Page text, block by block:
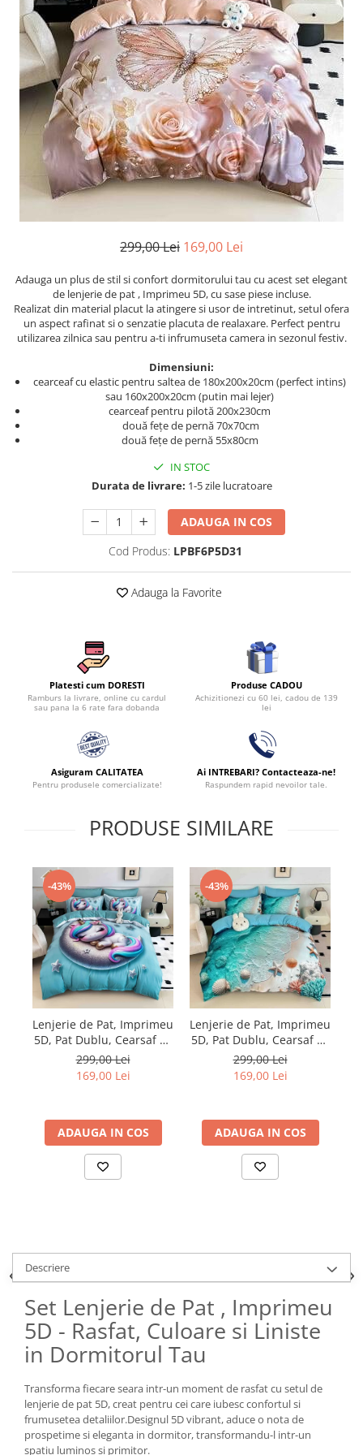
Cearceaf cu elastic
Cearceaf normal
Lenjerii De Pat Creponate
Lenjerii De Pat Bumbac Poplin 2
Persoane
Lenjerii De Pat Bumbac Poplin,
Matlasate, 2 Persoane
Lenjerii De Pat Bumbac Satinat 2
Persoane
Lenjerii De Pat Volanase
Lenjerii De Pat, Finet Premium 3D,
Lenjerii De Pat Catifea
Lenjerii De Pat Cocolino
Set Lenjerie De Pat Blana
Set Lenjerie Pat Blanita Iepure, 6
Piese, Cu Pilota Inclusa
Lenjerii De Pat Premium Collection
Set Lenjerie De Pat, 7 Piese, Cu
Set Lenjerie De Pat Jacquard Regal,
11 Piese, Cuvertura Inclusa
Lenjerii Damasc Egiptean King Size
Lenjerii De Pat, Finet Premium, 1
Persoana
Lenjerii De Pat Damasc 1 Persoana
299,00 Lei 169,00 Lei
Adauga un plus de stil si confort dormitorului tau cu acest set elegant
de lenjerie de pat , Imprimeu 5D, cu sase piese incluse.
Realizat din material placut la atingere si usor de intretinut, setul ofera
un aspect rafinat si o senzatie placuta de realaxare. Perfect pentru
utilizarea zilnica sau pentru a-ti infrumuseta camera in sezonul festiv.
Dimensiuni:
cearceaf cu elastic pentru saltea de 180x200x20cm (perfect intins)
sau 160x200x20cm (putin mai lejer)
cearceaf pentru pilotă 200x230cm
două fețe de pernă 70x70cm
două fețe de pernă 55x80cm
IN STOC
Durata de livrare: 1-5 zile lucratoare
ADAUGA IN COS
Cod Produs: LPBF6P5D31
Adauga la Favorite
Platesti cum DORESTI
Ramburs la livrare, online cu cardul
sau pana la 6 rate fara dobanda
Produse CADOU
Achizitionezi cu 60 lei, cadou de 139
lei
Asiguram CALITATEA
Pentru produsele comercializate!
Ai INTREBARI? Contacteaza-ne!
Raspundem rapid nevoilor tale.
PRODUSE SIMILARE
-43%
Lenjerie de Pat, Imprimeu
5D, Pat Dublu, Cearsaf cu
Elastic
299,00 Lei
169,00 Lei
ADAUGA IN COS
-43%
Lenjerie de Pat, Imprimeu
5D, Pat Dublu, Cearsaf cu
Elastic
299,00 Lei
169,00 Lei
ADAUGA IN COS
Descriere
Set Lenjerie de Pat , Imprimeu
5D - Rasfat, Culoare si Liniste
in Dormitorul Tau
Transforma fiecare seara intr-un moment de rasfat cu setul de
lenjerie de pat 5D, creat pentru cei care iubesc confortul si
frumusetea detaliilor.Designul 5D vibrant, aduce o nota de
prospetime si eleganta in dormitor, transformandu-l intr-un
spatiu luminos si primitor.